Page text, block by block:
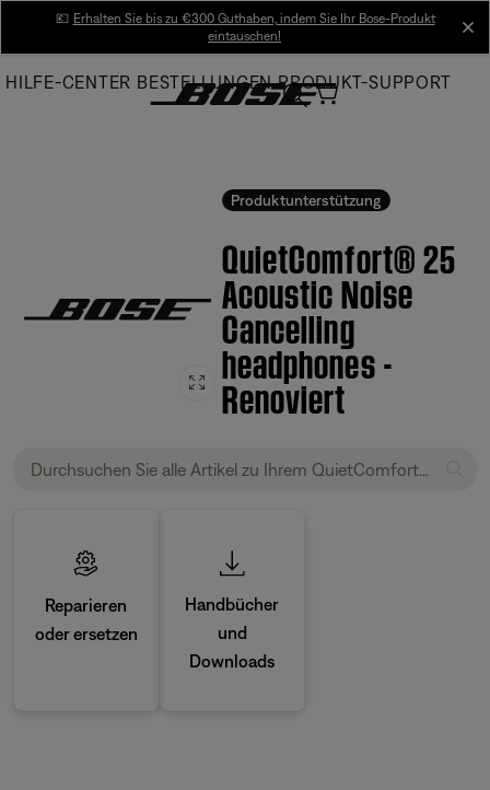
Main
💶 Erhalten Sie bis zu €300 Guthaben, indem Sie Ihr Bose-Produkt
eintauschen!
HILFE-CENTER BESTELLUNGEN PRODUKT-SUPPORT
Produktunterstützung
QuietComfort® 25
Acoustic Noise
Cancelling
headphones -
Renoviert
Reparieren
oder ersetzen
Handbücher
und
Downloads